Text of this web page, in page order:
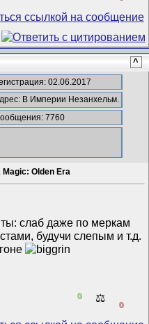
^
02.06.2017
В Империи Незанхельм.
7760
Olden Era
слаб даже по меркам
будучи слепым и т.д.
0 ⚖️
0